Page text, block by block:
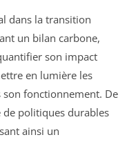
dans la transition
un bilan carbone,
son impact
en lumière les
son fonctionnement. De
de politiques durables
ainsi un